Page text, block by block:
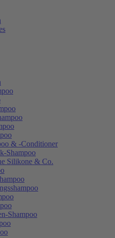
& -Conditioner
Shampoo
Silikone & Co.
Shampoo